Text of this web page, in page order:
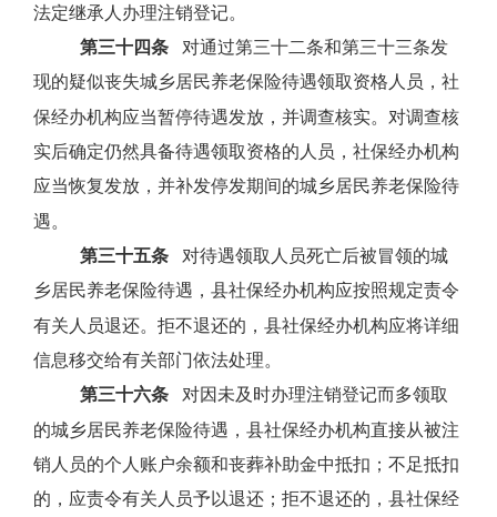
法定继承人办理注销登记。
第三十四条
对通过第三十二条和第三十三条发
现的疑似丧失城乡居民养老保险待遇领取资格人员，社
保经办机构应当暂停待遇发放，并调查核实。对调查核
实后确定仍然具备待遇领取资格的人员，社保经办机构
应当恢复发放，并补发停发期间的城乡居民养老保险待
遇。
第三十五条
对待遇领取人员死亡后被冒领的城
乡居民养老保险待遇，县社保经办机构应按照规定责令
有关人员退还。拒不退还的，县社保经办机构应将详细
信息移交给有关部门依法处理。
第三十六条
对因未及时办理注销登记而多领取
的城乡居民养老保险待遇，县社保经办机构直接从被注
销人员的个人账户余额和丧葬补助金中抵扣；不足抵扣
的，应责令有关人员予以退还；拒不退还的，县社保经